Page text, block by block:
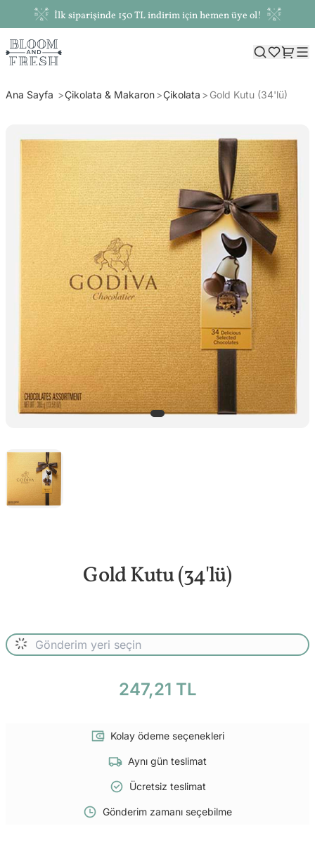
İlk siparişinde 150 TL indirim için hemen üye ol!
Ana Sayfa Çikolata & Makaron Çikolata Gold Kutu (34'lü)
Gold Kutu (34'lü)
247,21 TL
Kolay ödeme seçenekleri
Aynı gün teslimat
Ücretsiz teslimat
Gönderim zamanı seçebilme